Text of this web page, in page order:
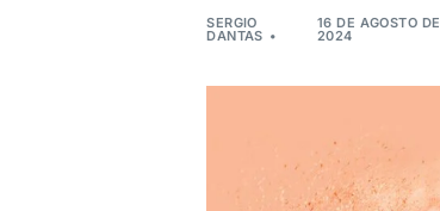
SERGIO
DANTAS
16 DE AGOSTO DE
2024